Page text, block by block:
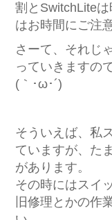
割とSwitchLite
はお時間にご注
さーて、それじ
っていきますの
(｀･ω･´)ゞ
そういえば、私
ていますが、た
があります。
その時にはスイ
旧修理とかの作